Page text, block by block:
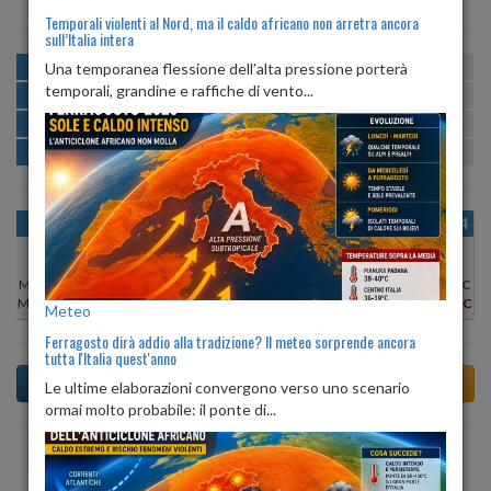
MATTINA min:26º max:29º U:
POMERIGGIO min:30º max:31º
SERA min:26º max:31º U:72% 88%
NOTTE min: 26º max:26º U:94%
OGGI
Min:
30°C
Max:31°C
DOM 09
Min:
Max:31°C
LUN 10
Min:30°C
Max:31°C
MAR 11
Min:
29°C
Max:30°C
MER 12
Max:30°C
GIO 13
Min:29°C
Max:30°C
VEN 14
30°C
Max:31°C
Previsioni del Tempo a Alì Terme di domani
Temporali violenti al Nord, ma il caldo africano non arretra ancora
sull’Italia intera
Una temporanea flessione dell’alta pressione porterà
temporali, grandine e raffiche di vento...
Meteo
Ferragosto dirà addio alla tradizione? Il meteo sorprende ancora
tutta l'Italia quest'anno
Le ultime elaborazioni convergono verso uno scenario
ormai molto probabile: il ponte di...